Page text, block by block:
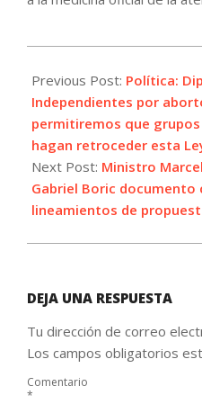
07-
31
Previous Post: Política:
Independientes por
permitiremos que
hagan retroceder esta
Next Post: Ministro
Gabriel Boric documento
lineamientos de
DEJA UNA RESPUESTA
Tu dirección de correo
Los campos obligatorios
Comentario
*